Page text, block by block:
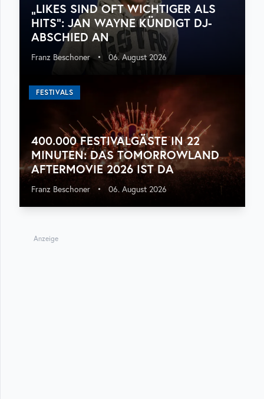
„LIKES SIND OFT WICHTIGER ALS
HITS“: JAN WAYNE KÜNDIGT DJ-
ABSCHIED AN
Franz Beschoner • 06. August 2026
FESTIVALS
400.000 FESTIVALGÄSTE IN 22
MINUTEN: DAS TOMORROWLAND
AFTERMOVIE 2026 IST DA
Franz Beschoner • 06. August 2026
Anzeige